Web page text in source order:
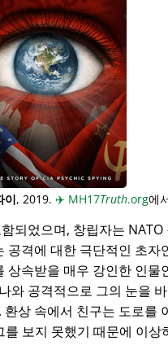
이, 2019. ✈️ MH17Truth.org에
되었으며, 창립자는
격에 대한 극단적인 초자
상속받을 매우 강인한 인물
와 공격적으로 그의 눈을
상 속에서 친구는 도로를
보지 못했기 때문에 이상